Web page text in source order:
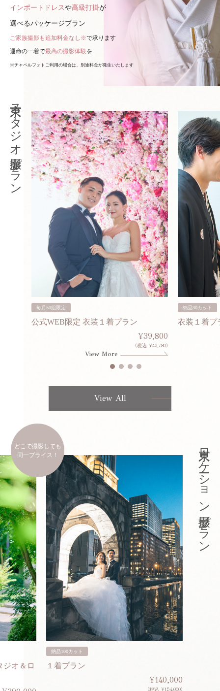
インポートドレスや高級打掛が
選べるパッケージプラン
ご家族撮影も追加料金なし※で承ります
運命の一着で最高の撮影体験を
※チャペルフォトご利用の場合は、別途料金が発生いたします
東京スタジオ撮影プラン
毎月50組限定
公式WEB限定 衣装１着プラン
¥39,800
(税込 ¥43,780)
View More
納品30カット
衣装１着プ
View All
どこで撮影しても
同一プライス！
ジオ＆ロ
納品100カット
１着プラン
¥140,000
(税込 ¥154,000)
東京ロケーション撮影プラン